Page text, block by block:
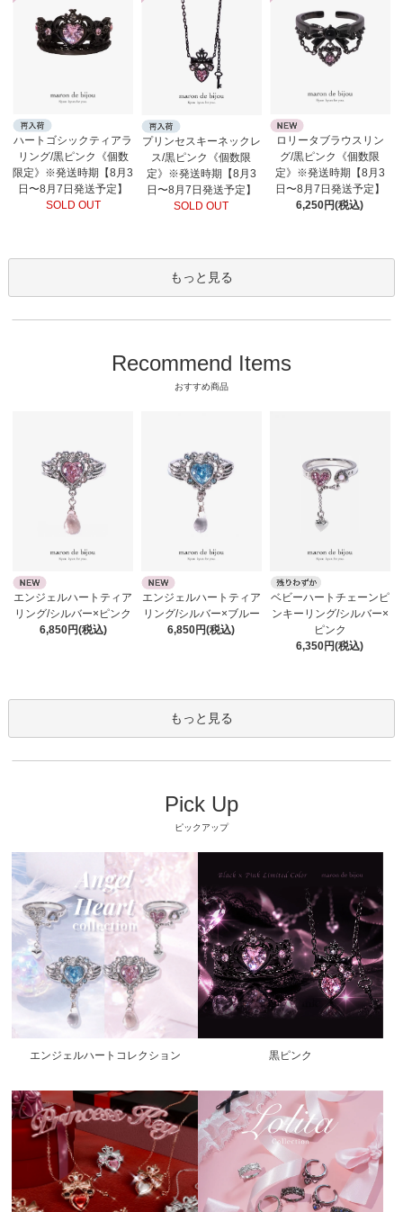
ハートゴシックティアラ
リング/黒ピンク《個数
限定》※発送時期【8月3
日〜8月7日発送予定】
SOLD OUT
プリンセスキーネックレ
ス/黒ピンク《個数限
定》※発送時期【8月3
日〜8月7日発送予定】
SOLD OUT
ロリータブラウスリン
グ/黒ピンク《個数限
定》※発送時期【8月3
日〜8月7日発送予定】
6,250円(税込)
もっと見る
Recommend Items
おすすめ商品
エンジェルハートティア
リング/シルバー×ピンク
6,850円(税込)
エンジェルハートティア
リング/シルバー×ブルー
6,850円(税込)
ベビーハートチェーンピ
ンキーリング/シルバー×
ピンク
6,350円(税込)
もっと見る
Pick Up
ピックアップ
エンジェルハートコレクション 黒ピンク